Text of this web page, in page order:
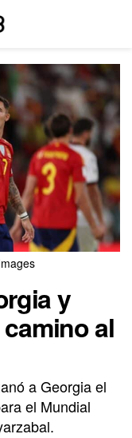
y
al
a Georgia el
el Mundial